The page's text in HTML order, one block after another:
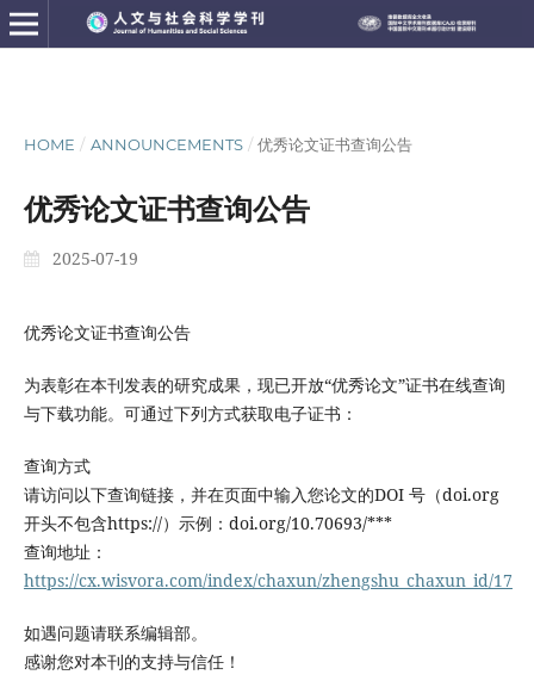
HOME / ANNOUNCEMENTS / 优秀论文证书查询公告
优秀论文证书查询公告
2025-07-19
优秀论文证书查询公告
为表彰在本刊发表的研究成果，现已开放“优秀论文”证书在线查询
与下载功能。可通过下列方式获取电子证书：
查询方式
请访问以下查询链接，并在页面中输入您论文的DOI 号（doi.org
开头不包含https://）示例：doi.org/10.70693/***
查询地址：
https://cx.wisvora.com/index/chaxun/zhengshu_chaxun_id/17
如遇问题请联系编辑部。
感谢您对本刊的支持与信任！